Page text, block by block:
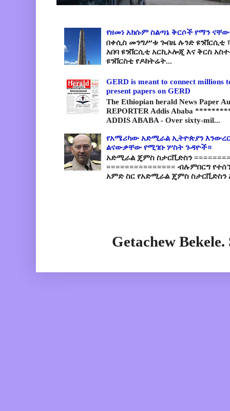
የዘመነ አክሱም ስልጣኔ ቅርሶች የማን
በቀሲስ መንግሥቱ ጐበዜ ሉንድ ዩንቨርሲቲ
አበባ ዩንቨርሲቲ አርኪኦሎጂ እና ቅርስ
ዩንቨርስቲ የዶክትሬት...
GERD is meant to connect millions
present papers on GERD
The Ethiopian herald News Paper
REPORTER Addis Ababa
ADDIS ABABA - Over sixty-mil...
የአሜሪካው አድሚራል ኢትዮጵያን
ልናውቃቸው የሚገቡ ሦስት ጉዳዮች።
አድሚራል ጄምስ ስታርቪድስን
=============== ብሉምበርግ
አምድ ስር የአድሚራል ጄምስ ስታርቪድስን
Getachew